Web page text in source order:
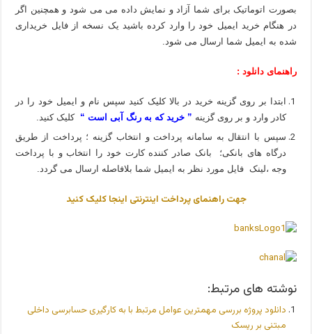
بصورت اتوماتیک برای شما آزاد و نمایش داده می می شود و همچنین اگر
در هنگام خرید ایمیل خود را وارد کرده باشید یک نسخه از فایل خریداری
شده به ایمیل شما ارسال می شود.
راهنمای دانلود :
ابتدا بر روی گزینه خرید در بالا کلیک کنید سپس نام و ایمیل خود را در
کادر وارد و بر روی گزینه ” خرید که به رنگ آبی است “
کلیک کنید.
سپس با انتقال به سامانه پرداخت و انتخاب گزینه ؛ پرداخت از طریق
درگاه های بانکی؛ بانک صادر کننده کارت خود را انتخاب و با پرداخت
وجه ،لینک فایل مورد نظر به ایمیل شما بلافاصله ارسال می گردد.
جهت راهنمای پرداخت اینترنتی اینجا کلیک کنید
نوشته های مرتبط:
دانلود پروژه بررسی مهمترین عوامل مرتبط با به کارگیری حسابرسی داخلی
مبتنی بر ریسک